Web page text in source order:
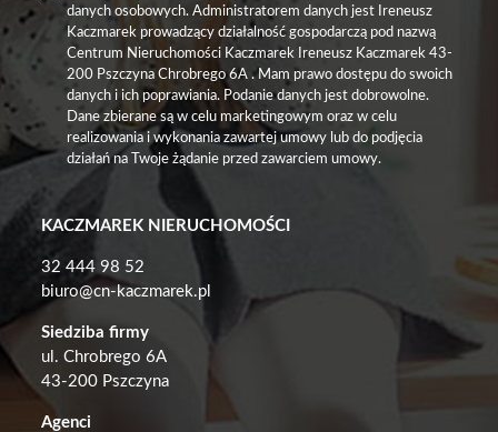
KACZMAREK NIERUCHOMOŚCI
32 444 98 52
biuro@cn-kaczmarek.pl
Siedziba firmy
ul. Chrobrego 6A
43-200 Pszczyna
Agenci
danych osobowych. Administratorem danych jest Ireneusz
Kaczmarek prowadzący działalność gospodarczą pod nazwą
Centrum Nieruchomości Kaczmarek Ireneusz Kaczmarek 43-
200 Pszczyna Chrobrego 6A . Mam prawo dostępu do swoich
danych i ich poprawiania. Podanie danych jest dobrowolne.
Dane zbierane są w celu marketingowym oraz w celu
realizowania i wykonania zawartej umowy lub do podjęcia
działań na Twoje żądanie przed zawarciem umowy.